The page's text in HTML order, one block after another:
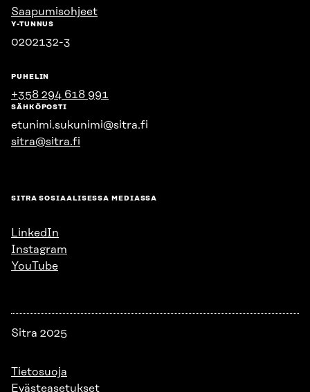
Saapumisohjeet
Y-TUNNUS
0202132-3
PUHELIN
+358 294 618 991
SÄHKÖPOSTI
etunimi.sukunimi@sitra.fi
sitra@sitra.fi
SITRA SOSIAALISESSA MEDIASSA
LinkedIn
Instagram
YouTube
Sitra 2025
Tietosuoja
Evästeasetukset